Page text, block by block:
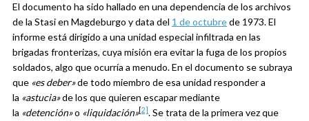
El documento ha sido hallado en una dependencia de los archivos
de la Stasi en Magdeburgo y data del 1 de octubrede 1973. El
informe está dirigido a una unidad especial infiltrada en las
brigadas fronterizas, cuya misión era evitar la fuga de los propios
soldados, algo que ocurría a menudo. En el documento se subraya
que «es deber»de todo miembro de esa unidad responder a
la «astucia»de los que quieren escapar mediante
la «detención»o «liquidación»[2]. Se trata de la primera vez que